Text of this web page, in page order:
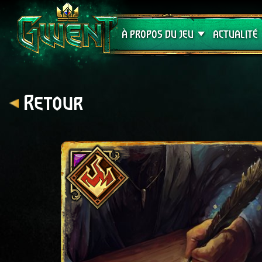
À PROPOS DU JEU
Assistance
ACTUALITÉ
Retour